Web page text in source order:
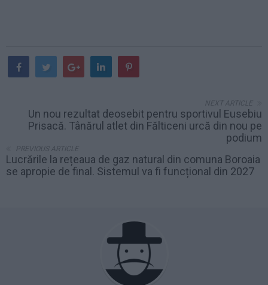
NEXT ARTICLE
Un nou rezultat deosebit pentru sportivul Eusebiu
Prisacă. Tânărul atlet din Fălticeni urcă din nou pe
podium
PREVIOUS ARTICLE
Lucrările la rețeaua de gaz natural din comuna Boroaia
se apropie de final. Sistemul va fi funcțional din 2027